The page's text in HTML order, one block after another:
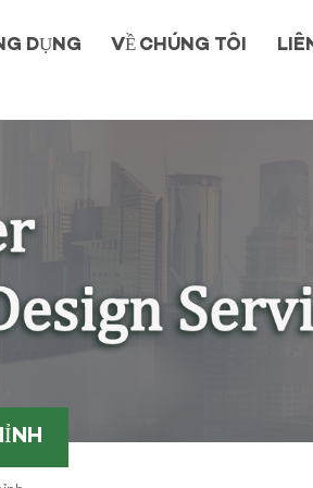
DỤNG VỀ CHÚNG TÔI